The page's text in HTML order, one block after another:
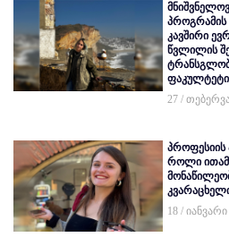
პროგრამის
კავშირი
წვლილის
27 /
პროფესიის
როლი
18 / იანვარი